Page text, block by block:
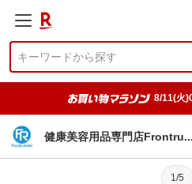
8/11(火
健康美容用品専門店Frontru
1/5